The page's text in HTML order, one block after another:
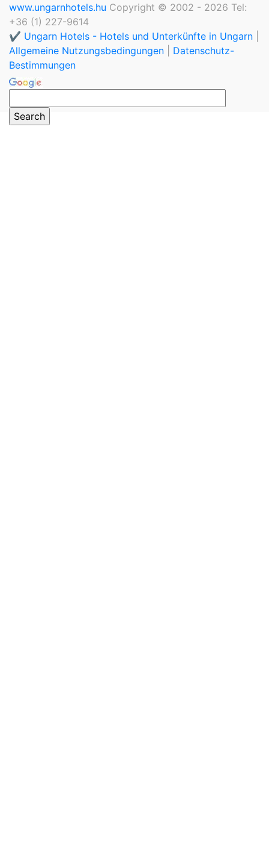
www.ungarnhotels.hu Copyright © 2002 - 2026 Tel:
+36 (1) 227-9614
✔️ Ungarn Hotels - Hotels und Unterkünfte in Ungarn
Allgemeine Nutzungsbedingungen
Datenschutz-
Bestimmungen